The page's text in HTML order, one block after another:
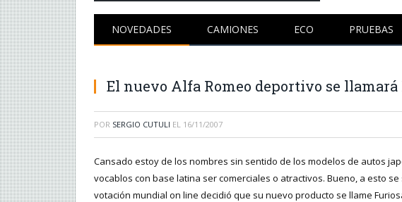
NOVEDADES CAMIONES ECO PRUEBAS
El nuevo Alfa Romeo deportivo se llamará
POR SERGIO CUTULI EL 16/11/2007
Cansado estoy de los nombres sin sentido de los modelos de autos
vocablos con base latina ser comerciales o atractivos. Bueno, a esto
votación mundial on line decidió que su nuevo producto se llame